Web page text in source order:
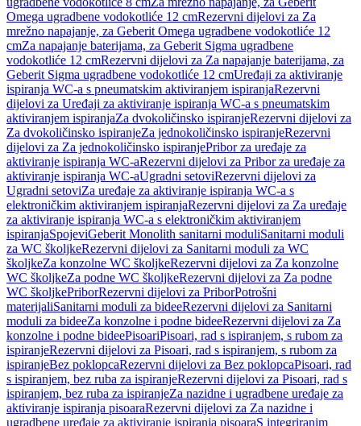
Omega ugradbene vodokotliće 12 cmRezervni dijelovi za Za
mrežno napajanje, za Geberit Omega ugradbene vodokotliće 12
cmZa napajanje baterijama, za Geberit Sigma ugradbene
vodokotliće 12 cmRezervni dijelovi za Za napajanje baterijama, za
Geberit Sigma ugradbene vodokotliće 12 cmUređaji za aktiviranje
ispiranja WC-a s pneumatskim aktiviranjem ispiranjaRezervni
dijelovi za Uređaji za aktiviranje ispiranja WC-a s pneumatskim
aktiviranjem ispiranjaZa dvokoličinsko ispiranjeRezervni dijelovi za
Za dvokoličinsko ispiranjeZa jednokoličinsko ispiranjeRezervni
dijelovi za Za jednokoličinsko ispiranjePribor za uređaje za
aktiviranje ispiranja WC-aRezervni dijelovi za Pribor za uređaje za
aktiviranje ispiranja WC-aUgradni setoviRezervni dijelovi za
Ugradni setoviZa uređaje za aktiviranje ispiranja WC-a s
elektroničkim aktiviranjem ispiranjaRezervni dijelovi za Za uređaje
za aktiviranje ispiranja WC-a s elektroničkim aktiviranjem
ispiranjaSpojeviGeberit Monolith sanitarni moduliSanitarni moduli
za WC školjkeRezervni dijelovi za Sanitarni moduli za WC
školjkeZa konzolne WC školjkeRezervni dijelovi za Za konzolne
WC školjkeZa podne WC školjkeRezervni dijelovi za Za podne
WC školjkePriborRezervni dijelovi za PriborPotrošni
materijaliSanitarni moduli za bideeRezervni dijelovi za Sanitarni
moduli za bideeZa konzolne i podne bideeRezervni dijelovi za Za
konzolne i podne bideePisoariPisoari, rad s ispiranjem, s rubom za
ispiranjeRezervni dijelovi za Pisoari, rad s ispiranjem, s rubom za
ispiranjeBez poklopcaRezervni dijelovi za Bez poklopcaPisoari, rad
s ispiranjem, bez ruba za ispiranjeRezervni dijelovi za Pisoari, rad s
ispiranjem, bez ruba za ispiranjeZa nazidne i ugradbene uređaje za
aktiviranje ispiranja pisoaraRezervni dijelovi za Za nazidne i
ugradbene uređaje za aktiviranje ispiranja pisoaraS integriranim